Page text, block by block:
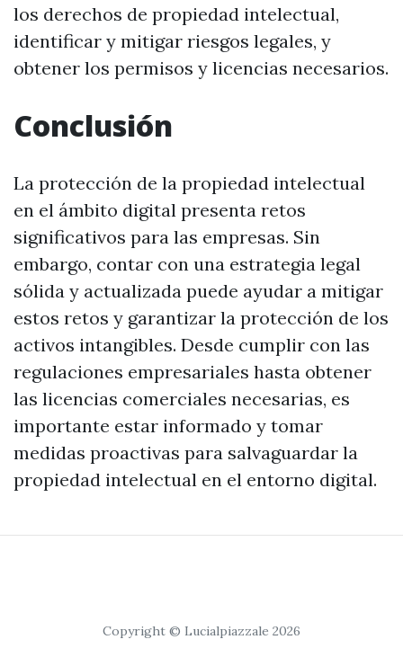
los derechos de propiedad intelectual,
identificar y mitigar riesgos legales, y
obtener los permisos y licencias necesarios.
Conclusión
La protección de la propiedad intelectual
en el ámbito digital presenta retos
significativos para las empresas. Sin
embargo, contar con una estrategia legal
sólida y actualizada puede ayudar a mitigar
estos retos y garantizar la protección de los
activos intangibles. Desde cumplir con las
regulaciones empresariales hasta obtener
las licencias comerciales necesarias, es
importante estar informado y tomar
medidas proactivas para salvaguardar la
propiedad intelectual en el entorno digital.
Copyright © Lucialpiazzale 2026